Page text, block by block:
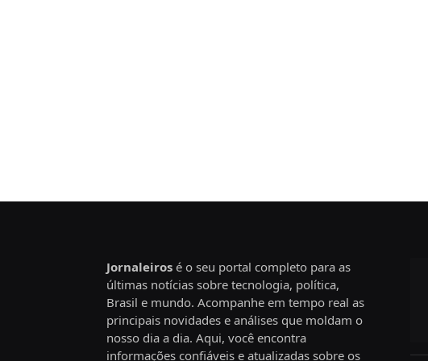
Jornaleiros é o seu portal completo para as
últimas notícias sobre tecnologia, política,
Brasil e mundo. Acompanhe em tempo real as
principais novidades e análises que moldam o
nosso dia a dia. Aqui, você encontra
informações confiáveis e atualizadas sobre os